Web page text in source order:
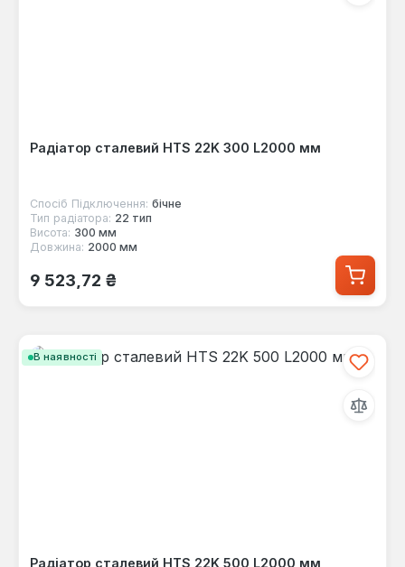
Радіатор сталевий HTS 22K 300 L2000 мм
Спосіб Підключення: бічне
Тип радіатора: 22 тип
Висота: 300 мм
Довжина: 2000 мм
Звичайна ціна:
9 523,72 ₴
В наявності
Радіатор сталевий HTS 22K 500 L2000 мм